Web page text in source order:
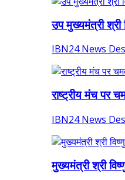
उप मुख्यमंत्री श्री
IBN24 News
राष्ट्रीय मंच पर
IBN24 News
मुख्यमंत्री श्री